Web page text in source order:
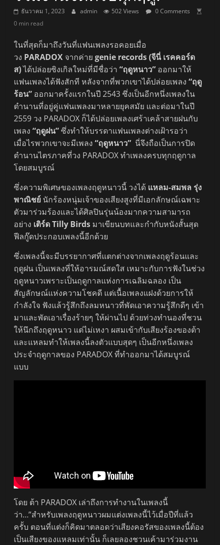
ธันวาคม 1, 2023 admin 502 Views
0 Comments
0 min read
ในที่สุดก็มาถึงวันที่แฟนเพลงรอคอยเมื่อ
วง PARADOX จากค่าย genie records (จีนี่ เรคคอร์ด
ส)ได้ปล่อยซิงเกิลใหม่ที่มีชื่อว่า“ฤดูหนาว” ออกมาให้
แฟนเพลงได้ฟังสักที หลังจากที่พวกเขาได้ปล่อยเพลง“ฤดู
ร้อน” ออกมาครั้งแรกในปี 2543 ซึ่งเป็นอีกหนึ่งเพลงใน
ตำนานที่อยู่คู่แฟนเพลงมาหลายยุคสมัย และต่อมาในปี
2559 วง PARADOX ก็ได้ปล่อยเพลงเศร้าเคล้าสายฝนกับ
เพลง “ฤดูฝน”ซึ่งทำให้บรรดาแฟนเพลงต่างเฝ้ารอว่า
เมื่อไรพวกเขาจะมีเพลง“ฤดูหนาว” นี่จึงถือเป็นการปิด
ตำนานไตรภาคที่วง PARADOX ทำเพลงครบทุกฤดูกาล
โดยสมบูรณ์
ซึ่งความพิเศษของเพลงฤดูหนาวนี้ วงได้ แหลม-สมพล รุ่ง
พาณิชย์ นักร้องหนุ่มเจ้าของเสียงสูงที่มีเอกลักษณ์เฉพาะ
ตัวมาร่วมร้องและได้ศิลปินรุ่นน้องมากความสามารถ
อย่าง เติร์ด Tilly Birds มาเขียนบทและกำกับหนังสั้นสุด
ฟีลกู๊ดประกอบเพลงนี้อีกด้วย
ซึ่งเพลงนี้จะมีบรรยากาศที่แตกต่างจากเพลงฤดูร้อนและ
ฤดูฝน เป็นเพลงที่ให้อารมณ์สดใส เหมาะกับการฟังในช่วง
ฤดูหนาวเพราะเป็นฤดูกาลแห่งการเฉลิมฉลอง เป็น
สัญลักษณ์แห่งความโชคดี แต่เนื้อเพลงแฝงด้วยการให้
กำลังใจ ฟังแล้วรู้สึกถึงลมหนาวที่พัดเอาความรู้สึกดีๆ เข้า
มาและพัดเอาเรื่องร้ายๆ ให้ผ่านไป ด้วยท่วงทำนองที่ชวน
ให้นึกถึงฤดูหนาว แต่ไม่เหงา ผสมเข้ากับเสียงร้องของต้า
และแหลมทำให้เพลงนี้ลงตัวแบบสุดๆ เป็นอีกหนึ่งเพลง
ประจำฤดูกาลของ PARADOX ที่ทำออกมาได้สมบูรณ์
แบบ
โดย ต้า PARADOX เล่าถึงการทำงานในเพลงนี้
ว่า…”สำหรับเพลงฤดูหนาวผมแต่งเพลงนี้ไว้เมื่อปีที่แล้ว
ครั้บ ตอนที่แต่งก็คิดมาตลอดว่าเสียงคอรัสของเพลงนี้ต้อง
เป็นเสียงของแหลมเท่านั้น ก็เลยลองชวนเค้ามาร่วมงาน